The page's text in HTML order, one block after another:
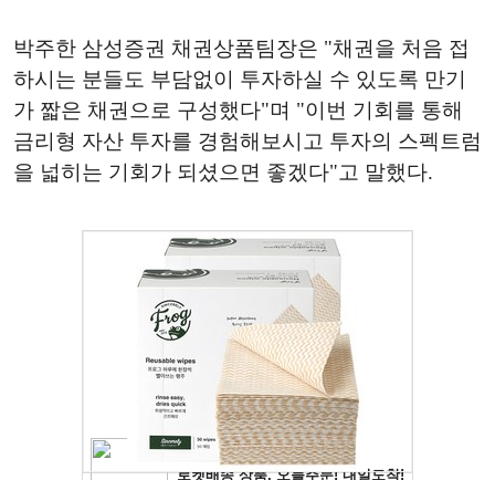
박주한 삼성증권 채권상품팀장은 "채권을 처음 접
하시는 분들도 부담없이 투자하실 수 있도록 만기
가 짧은 채권으로 구성했다"며 "이번 기회를 통해
금리형 자산 투자를 경험해보시고 투자의 스펙트럼
을 넓히는 기회가 되셨으면 좋겠다"고 말했다.